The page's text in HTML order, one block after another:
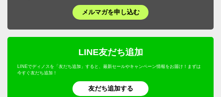
メルマガを申し込む
LINE友だち追加
LINEでディノスを「友だち追加」すると、最新セールやキャンペーン情報をお届け！まずは
今すぐ友だち追加！
友だち追加する